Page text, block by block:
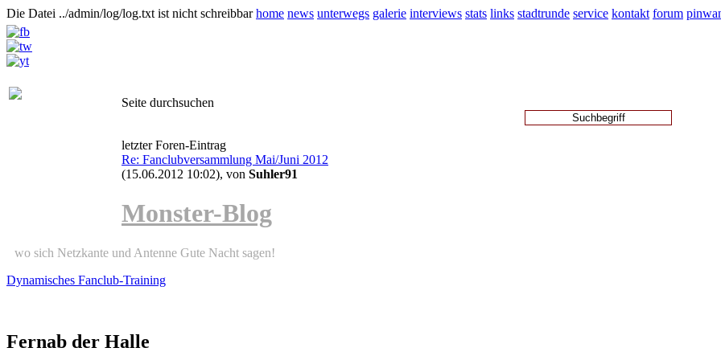
Die Datei ../admin/log/log.txt ist nicht schreibbarhome news unterwegs galerie interviews stats links stadtrunde service kontakt forum
Seite durchsuchen
letzter Foren-Eintrag
Re: Fanclubversammlung Mai/Juni 2012
(15.06.2012 10:02), von Suhler91
Monster-Blog
wo sich Netzkante und Antenne Gute Nacht sagen!
Dynamisches Fanclub-Training
Fernab der Halle